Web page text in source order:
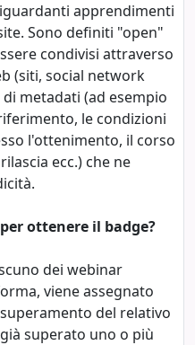
apprendimenti
Sono definiti "open"
condivisi attraverso
(siti, social network
di metadati (ad esempio
le condizioni
l'ottenimento, il corso
ecc.) che ne
ottenere il badge?
dei webinar
viene assegnato
del relativo
superato uno o più